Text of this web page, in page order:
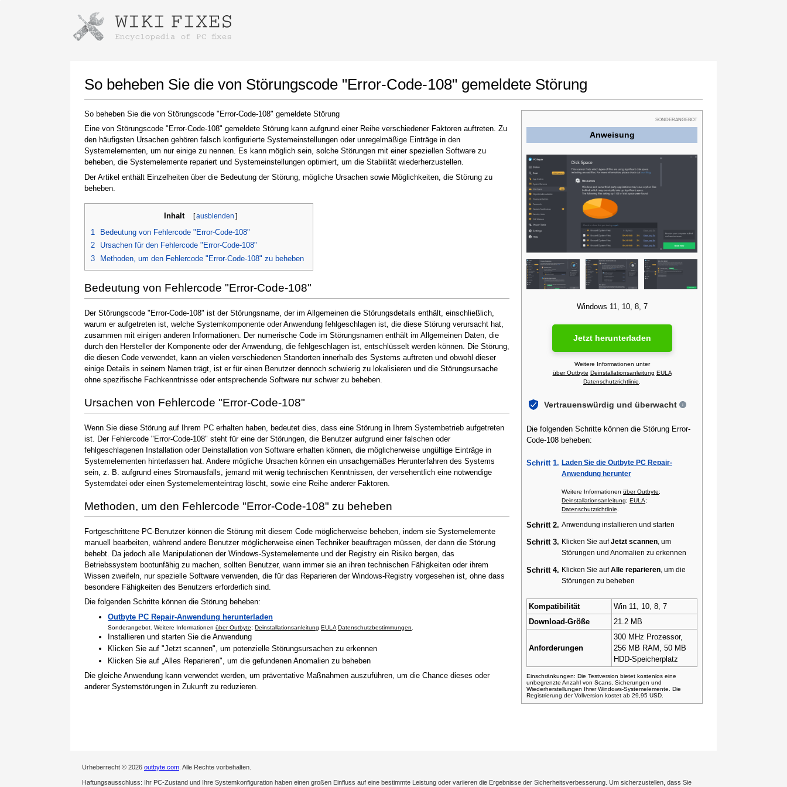
So beheben Sie die von Störungscode "Error-Code-108" gemeldete Störung
So beheben Sie die von Störungscode "Error-Code-108" gemeldete Störung
Eine von Störungscode "Error-Code-108" gemeldete Störung kann aufgrund einer Reihe verschiedener Faktoren auftreten. Zu
den häufigsten Ursachen gehören falsch konfigurierte Systemeinstellungen oder unregelmäßige Einträge in den
Systemelementen, um nur einige zu nennen. Es kann möglich sein, solche Störungen mit einer speziellen Software zu
beheben, die Systemelemente repariert und Systemeinstellungen optimiert, um die Stabilität wiederherzustellen.
Der Artikel enthält Einzelheiten über die Bedeutung der Störung, mögliche Ursachen sowie Möglichkeiten, die Störung zu
beheben.
Inhalt [ ausblenden ]
1
Bedeutung von Fehlercode "Error-Code-108"
2
Ursachen für den Fehlercode "Error-Code-108"
3
Methoden, um den Fehlercode "Error-Code-108" zu beheben
Bedeutung von Fehlercode "Error-Code-108"
Der Störungscode "Error-Code-108" ist der Störungsname, der im Allgemeinen die Störungsdetails enthält, einschließlich,
warum er aufgetreten ist, welche Systemkomponente oder Anwendung fehlgeschlagen ist, die diese Störung verursacht hat,
zusammen mit einigen anderen Informationen. Der numerische Code im Störungsnamen enthält im Allgemeinen Daten, die
durch den Hersteller der Komponente oder der Anwendung, die fehlgeschlagen ist, entschlüsselt werden können. Die Störung,
die diesen Code verwendet, kann an vielen verschiedenen Standorten innerhalb des Systems auftreten und obwohl dieser
einige Details in seinem Namen trägt, ist er für einen Benutzer dennoch schwierig zu lokalisieren und die Störungsursache
ohne spezifische Fachkenntnisse oder entsprechende Software nur schwer zu beheben.
Ursachen von Fehlercode "Error-Code-108"
Wenn Sie diese Störung auf Ihrem PC erhalten haben, bedeutet dies, dass eine Störung in Ihrem Systembetrieb aufgetreten
ist. Der Fehlercode "Error-Code-108" steht für eine der Störungen, die Benutzer aufgrund einer falschen oder
fehlgeschlagenen Installation oder Deinstallation von Software erhalten können, die möglicherweise ungültige Einträge in
Systemelementen hinterlassen hat. Andere mögliche Ursachen können ein unsachgemäßes Herunterfahren des Systems
sein, z. B. aufgrund eines Stromausfalls, jemand mit wenig technischen Kenntnissen, der versehentlich eine notwendige
Systemdatei oder einen Systemelementeintrag löscht, sowie eine Reihe anderer Faktoren.
Methoden, um den Fehlercode "Error-Code-108" zu beheben
Fortgeschrittene PC-Benutzer können die Störung mit diesem Code möglicherweise beheben, indem sie Systemelemente
manuell bearbeiten, während andere Benutzer möglicherweise einen Techniker beauftragen müssen, der dann die Störung
behebt. Da jedoch alle Manipulationen der Windows-Systemelemente und der Registry ein Risiko bergen, das
Betriebssystem bootunfähig zu machen, sollten Benutzer, wann immer sie an ihren technischen Fähigkeiten oder ihrem
Wissen zweifeln, nur spezielle Software verwenden, die für das Reparieren der Windows-Registry vorgesehen ist, ohne dass
besondere Fähigkeiten des Benutzers erforderlich sind.
Die folgenden Schritte können die Störung beheben:
Outbyte PC Repair-Anwendung herunterladen
Sonderangebot. Weitere Informationen über Outbyte; Deinstallationsanleitung EULA Datenschutzbestimmungen
Installieren und starten Sie die Anwendung
Klicken Sie auf "Jetzt scannen", um potenzielle Störungsursachen zu erkennen
Klicken Sie auf „Alles Reparieren", um die gefundenen Anomalien zu beheben
Die gleiche Anwendung kann verwendet werden, um präventative Maßnahmen auszuführen, um die Chance dieses oder
anderer Systemstörungen in Zukunft zu reduzieren.
SONDERANGEBOT
Anweisung
Windows 11, 10, 8, 7
Jetzt herunterladen
Weitere Informationen unter
über Outbyte Deinstallationsanleitung EULA
Datenschutzrichtlinie
Vertrauenswürdig und überwacht
Die folgenden Schritte können die Störung Error-
Code-108 beheben:
Schritt 1. Laden Sie die Outbyte PC Repair-
Anwendung herunter
Weitere Informationen über Outbyte;
Deinstallationsanleitung; EULA;
Datenschutzrichtlinie
Schritt 2. Anwendung installieren und starten
Schritt 3. Klicken Sie aufJetzt scannen , um
Störungen und Anomalien zu erkennen
Schritt 4. Klicken Sie aufAlle reparieren , um die
Störungen zu beheben
Kompatibilität
Win 11, 10, 8, 7
Download-Größe
21.2 MB
Anforderungen
300 MHz Prozessor,
256 MB RAM, 50 MB
HDD-Speicherplatz
Einschränkungen: Die Testversion bietet kostenlos eine
unbegrenzte Anzahl von Scans, Sicherungen und
Wiederherstellungen Ihrer Windows-Systemelemente. Die
Registrierung der Vollversion kostet ab 29,95 USD.
Urheberrecht © 2026 outbyte.com . Alle Rechte vorbehalten.
Haftungsausschluss: Ihr PC-Zustand und Ihre Systemkonfiguration haben einen großen Einfluss auf eine bestimmte Leistung oder variieren die Ergebnisse der Sicherheitsverbesserung. Um sicherzustellen, dass Sie
Anweisungen zum Herunterladen mit Google Chrome
Klicken Sie nach Abschluss des Downloads auf
den Link zur heruntergeladenen Datei